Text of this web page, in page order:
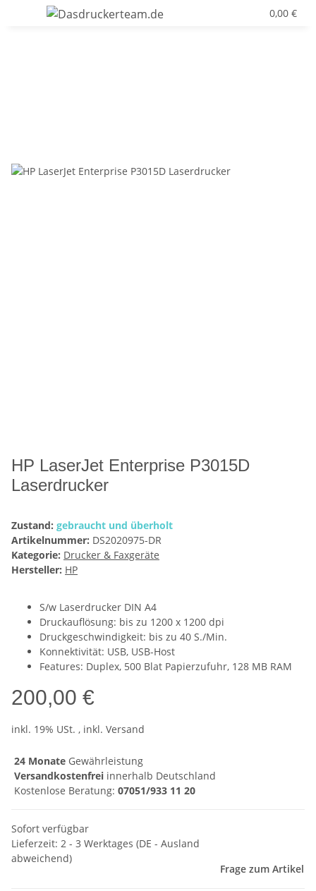
0,00 €
HP LaserJet Enterprise P3015D
Laserdrucker
Zustand: gebraucht und überholt
Artikelnummer: DS2020975-DR
Kategorie: Drucker & Faxgeräte
Hersteller: HP
S/w Laserdrucker DIN A4
Druckauflösung: bis zu 1200 x 1200 dpi
Druckgeschwindigkeit: bis zu 40 S./Min.
Konnektivität: USB, USB-Host
Features: Duplex, 500 Blat Papierzufuhr, 128 MB RAM
200,00 €
inkl. 19% USt. , inkl. Versand
24 Monate Gewährleistung
Versandkostenfrei innerhalb Deutschland
Kostenlose Beratung: 07051/933 11 20
Sofort verfügbar
Lieferzeit: 2 - 3 Werktages (DE - Ausland
abweichend)
Frage zum Artikel